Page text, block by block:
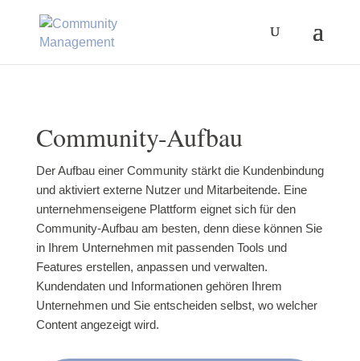
Community-Aufbau
Der Aufbau einer Community stärkt die Kundenbindung
und aktiviert externe Nutzer und Mitarbeitende. Eine
unternehmenseigene Plattform eignet sich für den
Community-Aufbau am besten, denn diese können Sie
in Ihrem Unternehmen mit passenden Tools und
Features erstellen, anpassen und verwalten.
Kundendaten und Informationen gehören Ihrem
Unternehmen und Sie entscheiden selbst, wo welcher
Content angezeigt wird.